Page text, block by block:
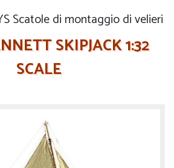
Scatole di montaggio di velieri
SKIPJACK 1:32
SCALE